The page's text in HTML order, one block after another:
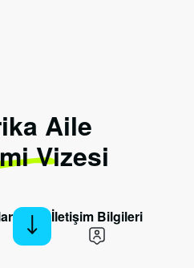
Aile
Vizesi
İletişim Bilgileri